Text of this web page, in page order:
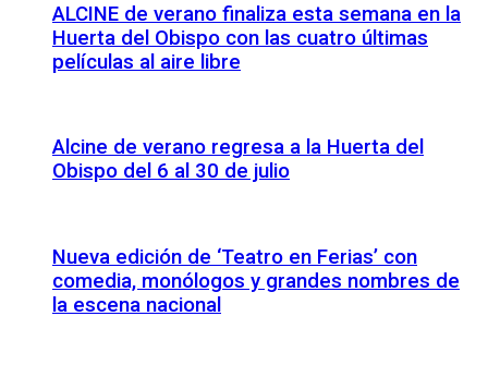
ALCINE de verano finaliza esta semana en la
Huerta del Obispo con las cuatro últimas
películas al aire libre
Alcine de verano regresa a la Huerta del
Obispo del 6 al 30 de julio
Nueva edición de ‘Teatro en Ferias’ con
comedia, monólogos y grandes nombres de
la escena nacional